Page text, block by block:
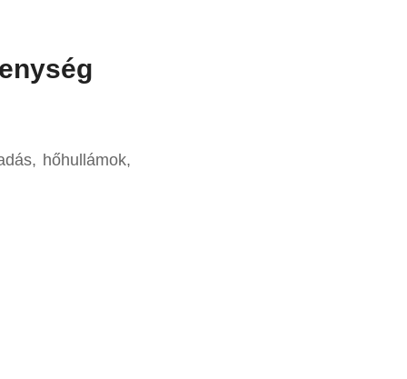
hőhullámok,